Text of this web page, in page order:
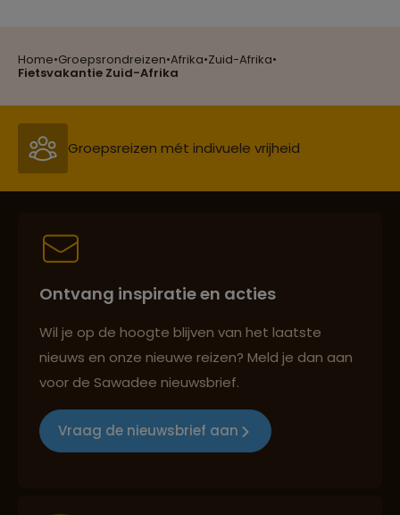
Home•Groepsrondreizen•Afrika•Zuid-Afrika•
Fietsvakantie Zuid-Afrika
Groepsreizen mét indivuele vrijheid
Persoonlijk en deskundig reisadvies
Best beoordeelde reisroutes
Groepsreizen mét indivuele vrijheid
Ontvang inspiratie en acties
Wil je op de hoogte blijven van het laatste
nieuws en onze nieuwe reizen? Meld je dan aan
voor de Sawadee nieuwsbrief.
Vraag de nieuwsbrief aan